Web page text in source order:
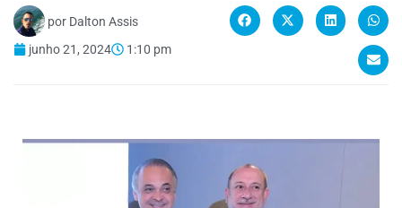
por Dalton Assis
junho 21, 2024
1:10 pm